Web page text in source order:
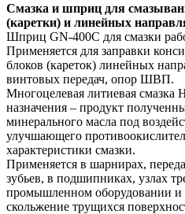
Смазка и шприц для
(каретки) и линейных
Шприц GN-400C для смазки
Применяется для заправки
блоков (кареток) линейных
винтовых передач, опор ШВП.
Многоцелевая литиевая смазка
назначения – продукт
минерального масла под
улучшающего
характеристики смазки.
Применяется в шарнирах,
зубьев, в подшипниках, узлах
промышленном оборудовании и
скольжение трущихся